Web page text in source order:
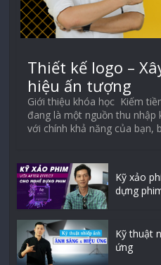
Thiết kế logo –
hiệu ấn tượng
Giới thiệu khóa học Kiếm
đang là một nguồn thu nhập
với chính khả năng của bạn,
Kỹ xảo
dựng
Kỹ thuật
ứng